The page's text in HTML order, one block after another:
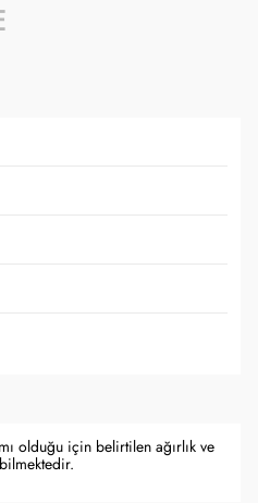
olduğu için belirtilen ağırlık ve